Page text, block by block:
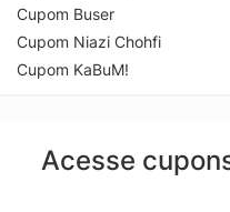
Cupom Buser
Cupom Niazi Chohfi
Cupom KaBuM!
Acesse